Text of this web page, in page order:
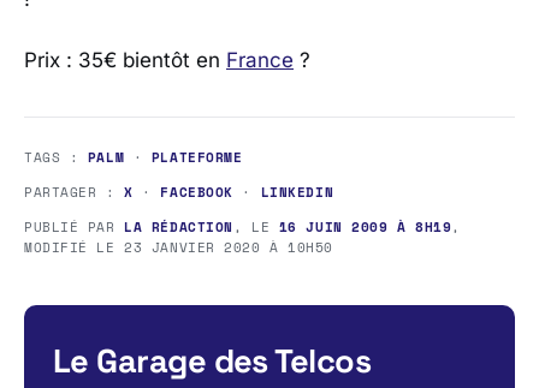
Prix : 35€ bientôt en France ?
TAGS : PALM · PLATEFORME
PARTAGER :X · FACEBOOK · LINKEDIN
PUBLIÉ PAR LA RÉDACTION , LE 16 JUIN 2009 À 8H19,
MODIFIÉ LE23 JANVIER 2020 À 10H50
Le Garage des Telcos